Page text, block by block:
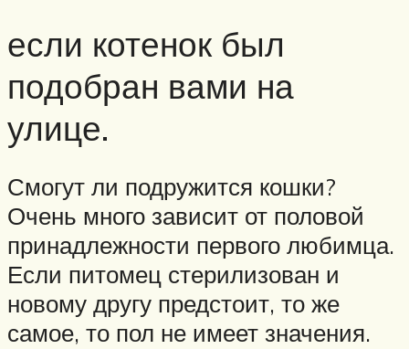
если котенок был
подобран вами на
улице.
Смогут ли подружится кошки?
Очень много зависит от половой
принадлежности первого любимца.
Если питомец стерилизован и
новому другу предстоит, то же
самое, то пол не имеет значения.